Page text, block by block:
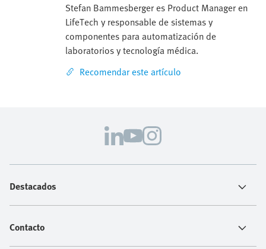
Stefan Bammesberger es Product Manager en
LifeTech y responsable de sistemas y
componentes para automatización de
laboratorios y tecnología médica.
Recomendar este artículo
Destacados
Contacto